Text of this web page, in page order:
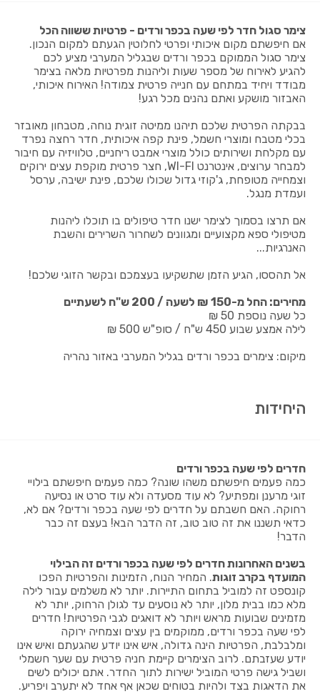
צימר סגול חדר לפי שעה בכפר ורדים - פרטיות ששווה הכל
אם חיפשתם מקום איכותי ופרטי לחלוטין הגעתם למקום הנכון.
צימר סגול הממוקם בכפר ורדים שבגליל המערבי מציע לכם
להגיע לאירוח של מספר שעות וליהנות מפרטיות מלאה בצימר
מבודד ויחיד במתחם עם חנייה פרטית צמודה! האירוח איכותי,
האבזור מושקע ואתם נהנים מכל רגע!
בבקתה הפרטית שלכם תיהנו ממיטה זוגית נוחה, מטבחון מאובזר
בכלי מטבח ומוצרי חשמל, פינת קפה איכותית, חדר רחצה נפרד
עם מקלחת ושירותים כולל מוצרי אמבט ריחניים, טלוויזיה עם חיבור
למבחר ערוצים, אינטרנט WI-FI, חצר פרטית מוקפת עצים ירוקים
וצמחייה מטופחת, ג'קוזי גדול שכולו שלכם, פינת ישיבה, ערסל
ועמדת מנגל.
אם תרצו בסמוך לצימר ישנו חדר טיפולים בו תוכלו ליהנות
מטיפולי ספא מקצועיים ומגוונים לשחרור השרירים והשבת
האנרגיות...
אל תהססו, הגיע הזמן שתשקיעו בעצמכם ובקשר הזוגי שלכם!
מחירים: החל מ-150 ₪ לשעה / 200 ש"ח לשעתיים
כל שעה נוספת 50 ₪
לילה אמצע שבוע 450 ש"ח / סופ"ש 500 ₪
מיקום: צימרים בכפר ורדים בגליל המערבי באזור נהריה
היחידות
חדרים לפי שעה בכפר ורדים
כמה פעמים חיפשתם משהו שונה? כמה פעמים חיפשתם בילויי
זוגי מרענן ומפתיע? לא עוד מסעדה ולא עוד סרט או נסיעה
רחוקה. האם חשבתם על חדרים לפי שעה בכפר ורדים? אם לא,
כדאי תשננו את זה טוב טוב, זה הדבר הבא! בעצם זה כבר
הדבר!
בשנים האחרונות חדרים לפי שעה בכפר ורדים זה הבילוי
המועדף בקרב זוגות. המחיר הנוח, הזמינות והפרטיות הפכו
קונספט זה למוביל בתחום התיירות. יותר לא משלמים עבור לילה
מלא כמו בבית מלון, יותר לא נוסעים עד לגולן הרחוק, יותר לא
מזמינים שבועות מראש ויותר לא דואגים לגבי הפרטיות! חדרים
לפי שעה בכפר ורדים, ממוקמים בין עצים וצמחיה ירוקה
ומלבלבת, הפרטיות הינה גדולה, איש אינו יודע שהגעתם ואיש אינו
יודע שעזבתם. לרוב הצימרים קיימת חניה פרטית עם שער חשמלי
ושביל גישה פרטי המוביל ישירות לתוך החדר. אתם יכולים לשים
את הדאגות בצד ולהיות בטוחים שכאן אף אחד לא יתערב ויפריע.